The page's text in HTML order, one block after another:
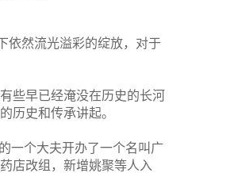
依然流光溢彩的绽放，对于
些早已经淹没在历史的长河
历史和传承讲起。
一个大夫开办了一个名叫广
店改组，新增姚聚等人入